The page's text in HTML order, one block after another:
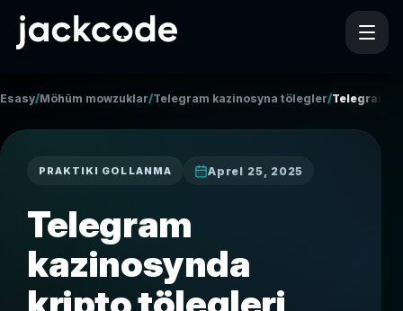
Esasy/Möhüm mowzuklar/Telegram kazinosyna tölegler/Telegram
PRAKTIKI GOLLANMA Aprel 25, 2025
Telegram
kazinosynda